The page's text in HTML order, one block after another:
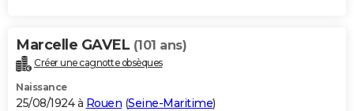
Marcelle GAVEL (101 ans)
Créer une cagnotte obsèques
Naissance
25/08/1924 à Rouen (Seine-Maritime)